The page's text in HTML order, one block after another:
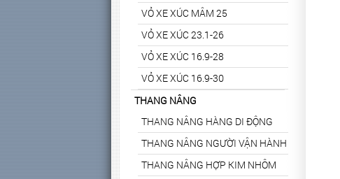
VỎ XE XÚC MÂM 25
VỎ XE XÚC 23.1-26
VỎ XE XÚC 16.9-28
VỎ XE XÚC 16.9-30
THANG NÂNG
THANG NÂNG HÀNG DI ĐỘNG
THANG NÂNG NGƯỜI VẬN HÀNH
THANG NÂNG HỢP KIM NHÔM